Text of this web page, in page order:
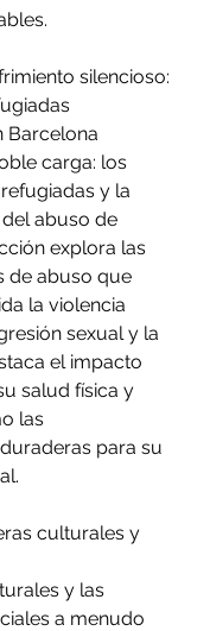
silencioso:
Barcelona
carga: los
y la
abuso de
explora las
de abuso que
la violencia
sexual y la
el impacto
salud física y
las
para su
culturales y
y las
a menudo